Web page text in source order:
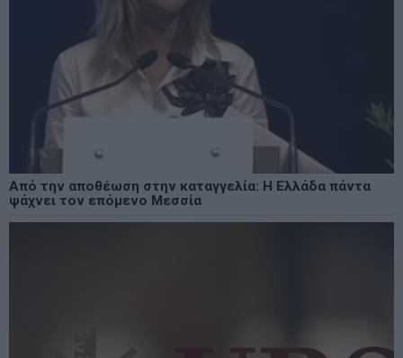
Από την αποθέωση στην καταγγελία: Η Ελλάδα πάντα
ψάχνει τον επόμενο Μεσσία